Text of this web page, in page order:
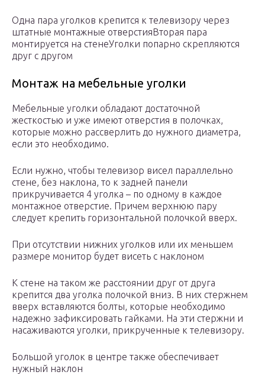
Одна пара уголков крепится к телевизору через
штатные монтажные отверстияВторая пара
монтируется на стенеУголки попарно скрепляются
друг с другом
Монтаж на мебельные уголки
Мебельные уголки обладают достаточной
жесткостью и уже имеют отверстия в полочках,
которые можно рассверлить до нужного диаметра,
если это необходимо.
Если нужно, чтобы телевизор висел параллельно
стене, без наклона, то к задней панели
прикручивается 4 уголка – по одному в каждое
монтажное отверстие. Причем верхнюю пару
следует крепить горизонтальной полочкой вверх.
При отсутствии нижних уголков или их меньшем
размере монитор будет висеть с наклоном
К стене на таком же расстоянии друг от друга
крепится два уголка полочкой вниз. В них стержнем
вверх вставляются болты, которые необходимо
надежно зафиксировать гайками. На эти стержни и
насаживаются уголки, прикрученные к телевизору.
Большой уголок в центре также обеспечивает
нужный наклон